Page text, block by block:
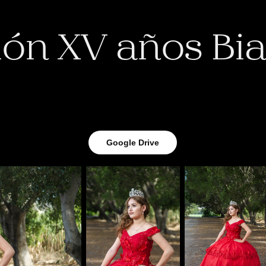
XV años
Google Drive